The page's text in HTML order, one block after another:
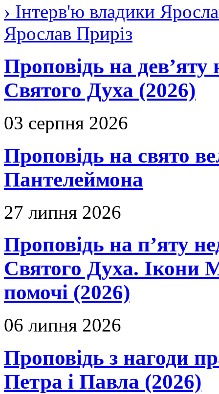
› Інтерв'ю владики
Ярослав Приріз
Проповідь на дев’яту
Святого Духа (2026)
03 серпня 2026
Проповідь на свято
Пантелеймона
27 липня 2026
Проповідь на п’яту
Святого Духа. Ікони
помочі (2026)
06 липня 2026
Проповідь з нагоди
Петра і Павла (2026)